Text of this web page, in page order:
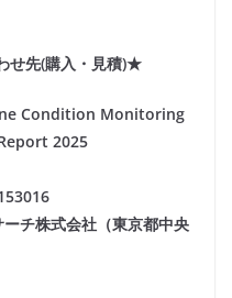
せ先(購入・見積)★
Condition Monitoring
2025
チ株式会社（東京都中央